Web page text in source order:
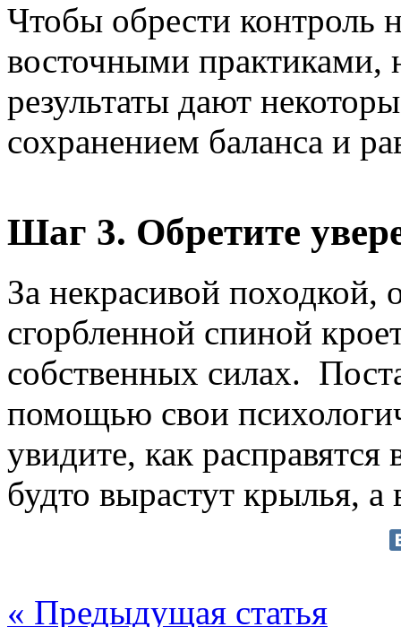
Чтобы обрести контроль
восточными практиками,
результаты дают
сохранением баланса и
Шаг 3. Обретите
За некрасивой
сгорбленной спиной
собственных силах.
помощью свои
увидите, как
будто вырастут крылья,
« Предыдущая статья